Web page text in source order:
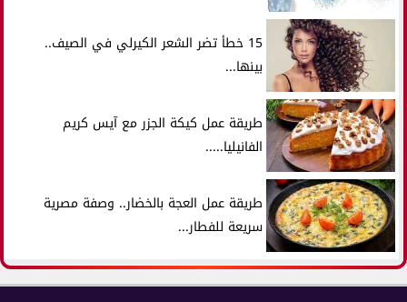
15 خطأ تضر الشعر الكيرلي في الصيف..
بينها...
طريقة عمل كيكة الجزر مع آيس كريم
الفانيليا.....
طريقة عمل العجة بالخضار.. وصفة مصرية
سريعة للفطار...